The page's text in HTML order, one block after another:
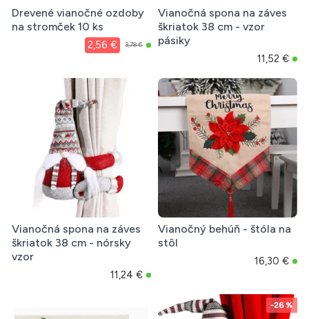
Drevené vianočné ozdoby
na stromček 10 ks
2,56 € 3,78 €
Vianočná spona na záves
škriatok 38 cm - vzor
pásiky
11,52 €
Vianočná spona na záves
škriatok 38 cm - nórsky
vzor
11,24 €
Vianočný behúň - štóla na
stôl
16,30 €
-26 %